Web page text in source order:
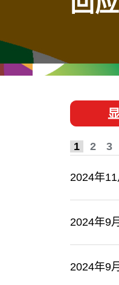
推广香
1 2 3
2024年11
2024年9
2024年9